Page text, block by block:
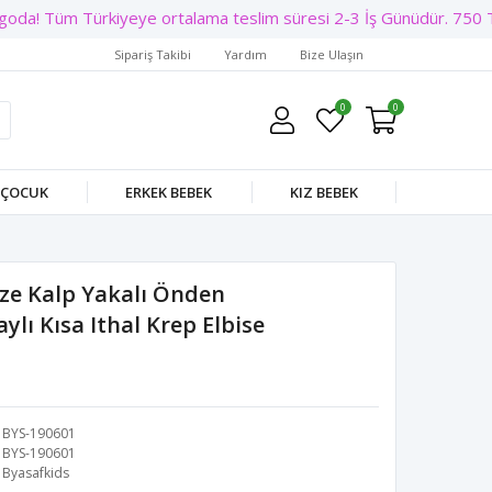
Tüm Türkiyeye ortalama teslim süresi 2-3 İş Günüdür. 750
Sipariş Takibi Yardım Bize Ulaşın
0 0
ERKEK BEBEK KIZ BEBEK
Kalp Yakalı Önden
Kısa Ithal Krep Elbise
BYS-190601
BYS-190601
Byasafkids